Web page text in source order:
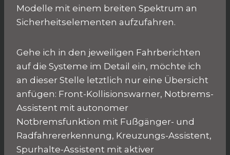
Modelle mit einem breiten Spektrum an
Sicherheitselementen aufzufahren.
Gehe ich in den jeweiligen Fahrberichten
auf die Systeme im Detail ein, möchte ich
an dieser Stelle letztlich nur eine Übersicht
anfügen: Front-Kollisionswarner, Notbrems-
Assistent mit autonomer
Notbremsfunktion mit Fußgänger- und
Radfahrererkennung, Kreuzungs-Assistent,
Spurhalte-Assistent mit aktiver